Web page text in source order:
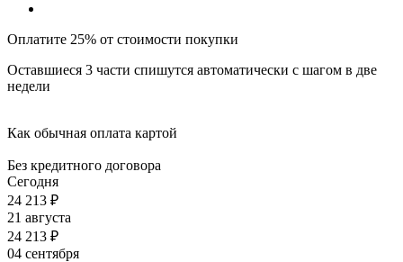
Оплатите 25% от стоимости покупки
Оставшиеся 3 части спишутся автоматически с шагом в две
недели
Как обычная оплата картой
Без кредитного договора
Сегодня
24 213 ₽
21 августа
24 213 ₽
04 сентября